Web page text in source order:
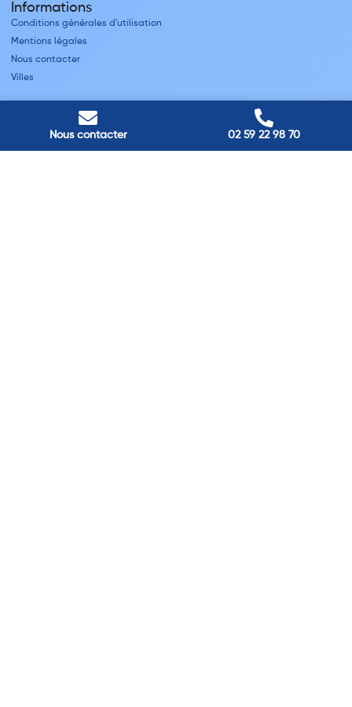
Nous contacter 02 59 22 98 70
Informations
Conditions générales d'utilisation
Mentions légales
Nous contacter
Villes
Nos adresses
Louviers
45 avenue Winston Churchill, Louviers, France